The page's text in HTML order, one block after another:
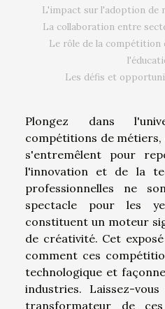
L'impact sur l'adoption de
La collaboration entre
Le rôle de la compétition
Les défis et
Plongez dans
compétitions de métiers,
s'entremêlent pour
l'innovation et de la
professionnelles ne
spectacle pour les
constituent un moteur
de créativité. Cet
comment ces
technologique et
industries. Laissez-
transformateur de